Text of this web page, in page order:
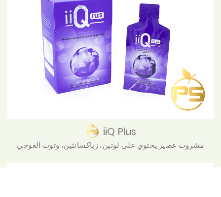
iiQ Plus
مشروب عصير يحتوي على لوتين، زياكسانثين، وتوت الغوجي